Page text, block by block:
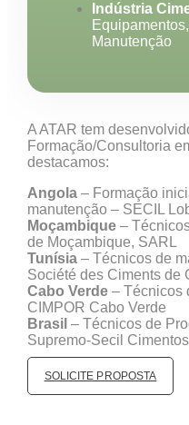
Indústria
Manutenção
A ATAR tem
Formação/Consultoria
destacamos:
Angola– Formação
manutenção – SECIL
Moçambique–
de Moçambique, SARL
Tunísia– Técnicos de
Société des Ciments de
Cabo Verde– Técnicos
CIMPOR Cabo Verde
Brasil – Técnicos de
Supremo-Secil
SOLICITE PROPOSTA